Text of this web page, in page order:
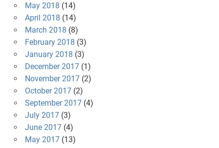
May 2018 (14)
April 2018 (14)
March 2018 (8)
February 2018 (3)
January 2018 (3)
December 2017(1)
November 2017(2)
October 2017(2)
September 2017(4)
July 2017(3)
June 2017(4)
May 2017(13)